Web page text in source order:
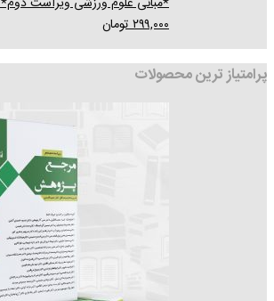
۲۹۹,۰۰۰تومان
پرامتیاز ترین محصولات